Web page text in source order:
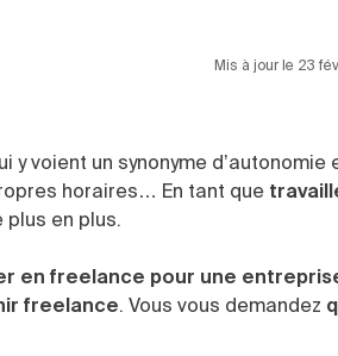
Mis à jour le 23
voient un synonyme d’autonomie
horaires… En tant que
en plus.
en freelance pour une
freelance. Vous vous demandez